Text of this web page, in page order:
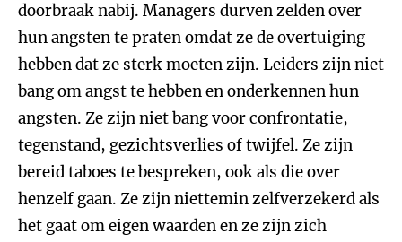
doorbraak nabij. Managers durven zelden over
hun angsten te praten omdat ze de overtuiging
hebben dat ze sterk moeten zijn. Leiders zijn niet
bang om angst te hebben en onderkennen hun
angsten. Ze zijn niet bang voor confrontatie,
tegenstand, gezichtsverlies of twijfel. Ze zijn
bereid taboes te bespreken, ook als die over
henzelf gaan. Ze zijn niettemin zelfverzekerd als
het gaat om eigen waarden en ze zijn zich